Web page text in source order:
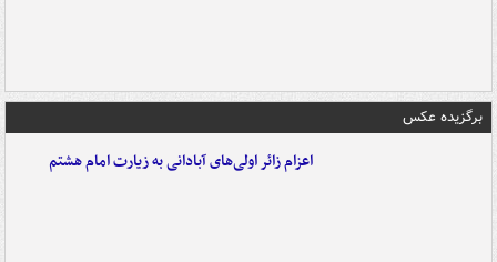
برگزیده عکس
اعزام زائر اولی‌های آبادانی به زیارت امام هشتم